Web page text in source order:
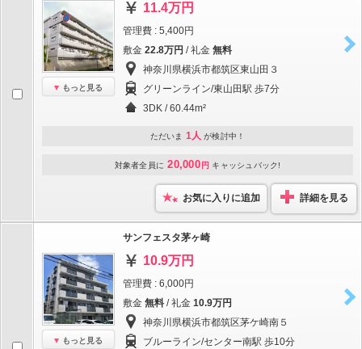
もっと見る
11.4万円
管理費 : 5,400円
敷金 22.8万円 / 礼金 無料
神奈川県横浜市都筑区東山田３
グリーンライン/東山田駅 歩7分
3DK / 60.44m²
ただいま 1人 が検討中！
対象者全員に 20,000 円 キャッシュバック!
お気に入りに追加 詳細を見る
もっと見る
サンフェスタ茅ヶ崎
10.9万円
管理費 : 6,000円
敷金 無料 / 礼金 10.9万円
神奈川県横浜市都筑区茅ケ崎南５
ブルーライン/センター南駅 歩10分